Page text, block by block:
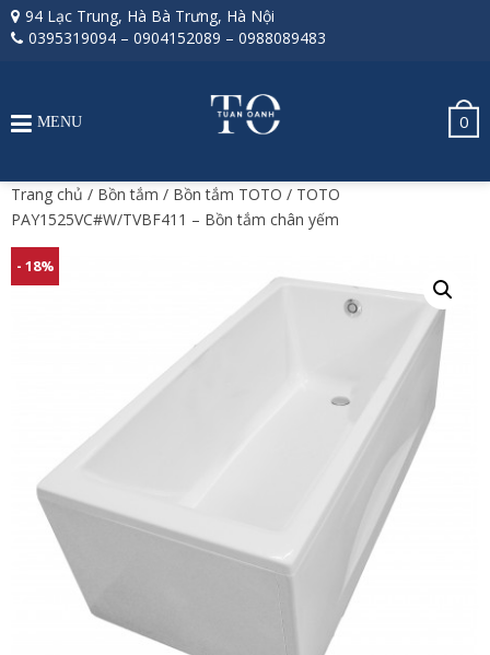
94 Lạc Trung, Hà Bà Trưng, Hà Nội
0395319094 – 0904152089 – 0988089483
0
MENU
Trang chủ / Bồn tắm / Bồn tắm TOTO / TOTO
PAY1525VC#W/TVBF411 – Bồn tắm chân yếm
- 18%